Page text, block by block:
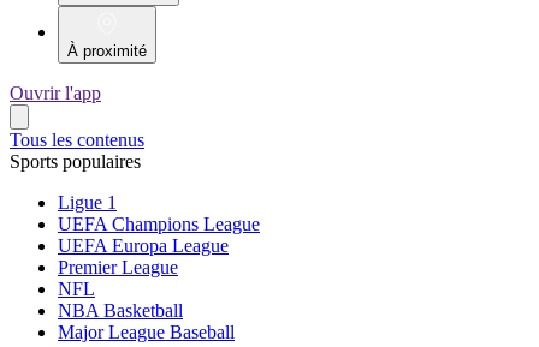
À proximité
Ouvrir l'app
Tous les contenus
Sports populaires
Ligue 1
UEFA Champions League
UEFA Europa League
Premier League
NFL
NBA Basketball
Major League Baseball